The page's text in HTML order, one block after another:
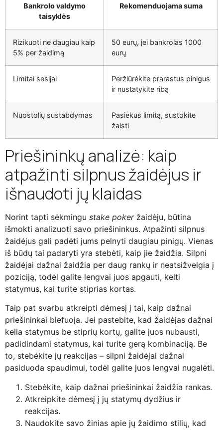
Bankrolo valdymo
taisyklės
Rekomenduojama suma
Rizikuoti ne daugiau kaip
5% per žaidimą
50 eurų, jei bankrolas 1000
eurų
Limitai sesijai
Peržiūrėkite prarastus pinigus
ir nustatykite ribą
Nuostolių sustabdymas
Pasiekus limitą, sustokite
žaisti
Priešininkų analizė: kaip
atpažinti silpnus žaidėjus ir
išnaudoti jų klaidas
Norint tapti sėkmingu stake pokeržaidėju, būtina
išmokti analizuoti savo priešininkus. Atpažinti silpnus
žaidėjus gali padėti jums pelnyti daugiau pinigų. Vienas
iš būdų tai padaryti yra stebėti, kaip jie žaidžia. Silpni
žaidėjai dažnai žaidžia per daug rankų ir neatsižvelgia į
poziciją, todėl galite lengvai juos apgauti, kelti
statymus, kai turite stiprias kortas.
Taip pat svarbu atkreipti dėmesį į tai, kaip dažnai
priešininkai blefuoja. Jei pastebite, kad žaidėjas dažnai
kelia statymus be stiprių kortų, galite juos nubausti,
padidindami statymus, kai turite gerą kombinaciją. Be
to, stebėkite jų reakcijas – silpni žaidėjai dažnai
pasiduoda spaudimui, todėl galite juos lengvai nugalėti.
Stebėkite, kaip dažnai priešininkai žaidžia rankas.
Atkreipkite dėmesį į jų statymų dydžius ir
reakcijas.
Naudokite savo žinias apie jų žaidimo stilių, kad